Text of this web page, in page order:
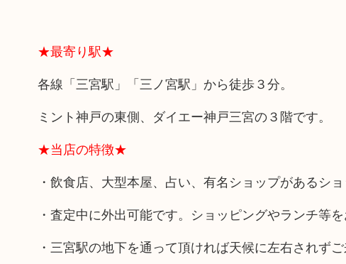
★最寄り駅★
各線「三宮駅」「三ノ宮駅」から徒歩３分。
ミント神戸の東側、ダイエー神戸三宮の３階です。
★当店の特徴★
・飲食店、大型本屋、占い、有名ショップがあるシ
・査定中に外出可能です。ショッピングやランチ等を
・三宮駅の地下を通って頂ければ天候に左右されずご